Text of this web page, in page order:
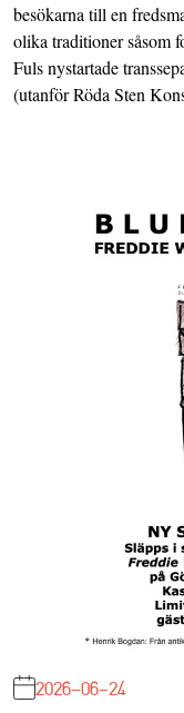
besökarna till en
olika traditioner såsom
Fuls nystartade
(utanför Röda Sten
2026-06-24